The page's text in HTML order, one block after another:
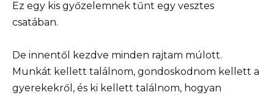
Ez egy kis győzelemnek tűnt egy vesztes
csatában.
De innentől kezdve minden rajtam múlott.
Munkát kellett találnom, gondoskodnom kellett a
gyerekekről, és ki kellett találnom, hogyan